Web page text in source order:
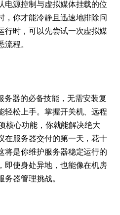
电源控制与虚拟媒体挂载的位
，你才能冷静且迅速地排除问
行时，可以先尝试一次虚拟媒
程。
务器的必备技能，无需安装复
轻松上手。掌握开关机、远程
核心功能，你就能解决绝大
在服务器交付的第一天，花十
将是你维护服务器稳定运行的
即使身处异地，也能像在机房
器管理挑战。